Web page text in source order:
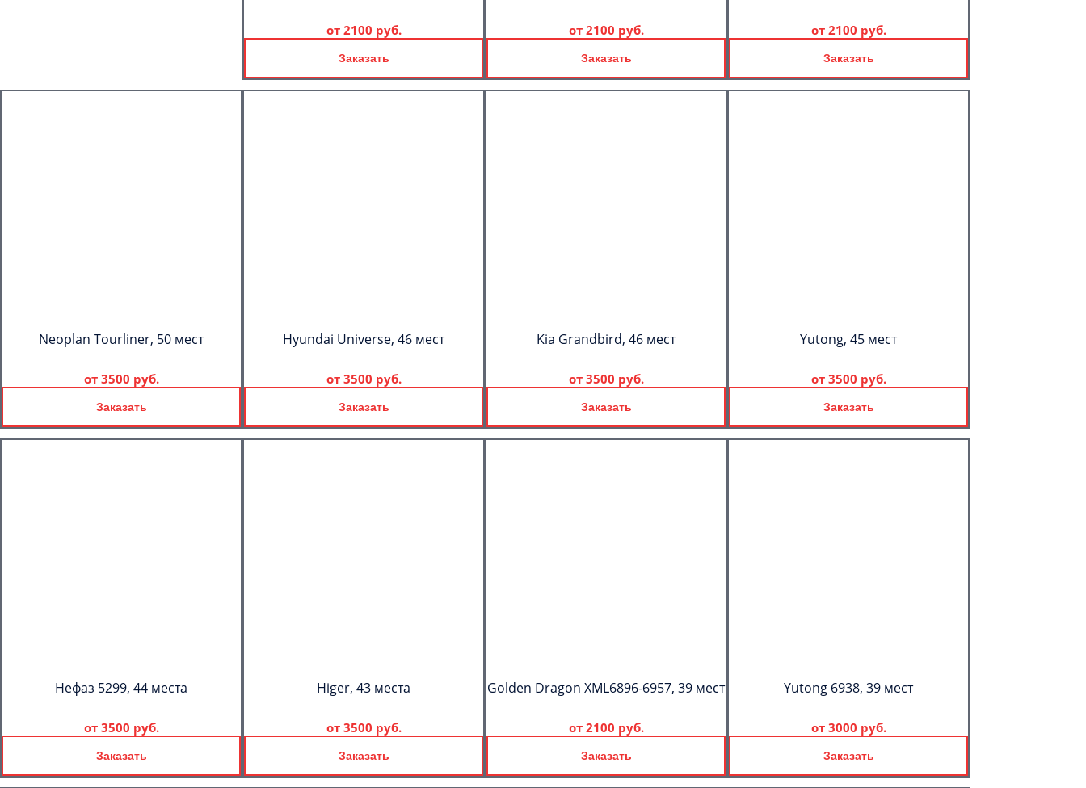
от 2100 руб.
Заказать
от 2100 руб.
Заказать
от 2100 руб.
Заказать
Neoplan Tourliner, 50 мест
от 3500 руб.
Заказать
Hyundai Universe, 46 мест
от 3500 руб.
Заказать
Kia Grandbird, 46 мест
от 3500 руб.
Заказать
Yutong, 45 мест
от 3500 руб.
Заказать
Нефаз 5299, 44 места
от 3500 руб.
Заказать
Higer, 43 места
от 3500 руб.
Заказать
Golden Dragon XML6896-6957, 39 мест
от 2100 руб.
Заказать
Yutong 6938, 39 мест
от 3000 руб.
Заказать